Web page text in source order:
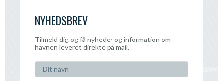
NYHEDSBREV
Tilmeld dig og få nyheder og information om
havnen leveret direkte på mail.